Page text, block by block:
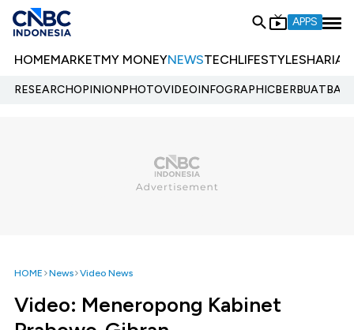
APPS
HOMEMARKETMY MONEYNEWSTECHLIFESTYLESHARIA
RESEARCHOPINIONPHOTOVIDEOINFOGRAPHIC
HOME News Video News
Video: Meneropong Kabinet